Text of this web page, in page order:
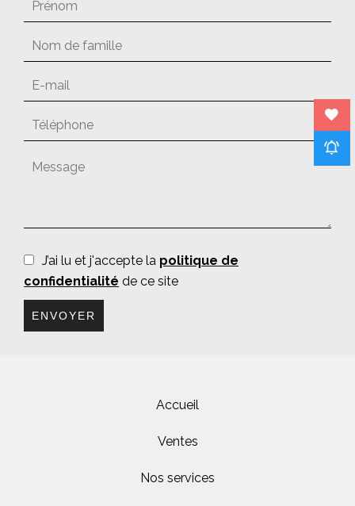
J’ai lu et j'accepte la politique de
confidentialité de ce site
ENVOYER
Accueil
Ventes
Nos services